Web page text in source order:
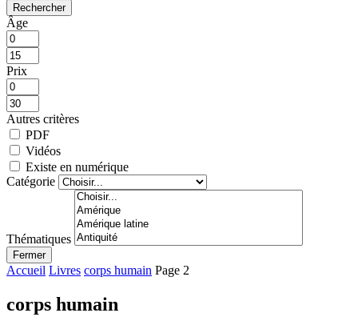
Rechercher
Âge
Prix
Autres critères
PDF
Vidéos
Existe en numérique
Catégorie
Thématiques
Fermer
Accueil Livres corps humain Page 2
corps humain